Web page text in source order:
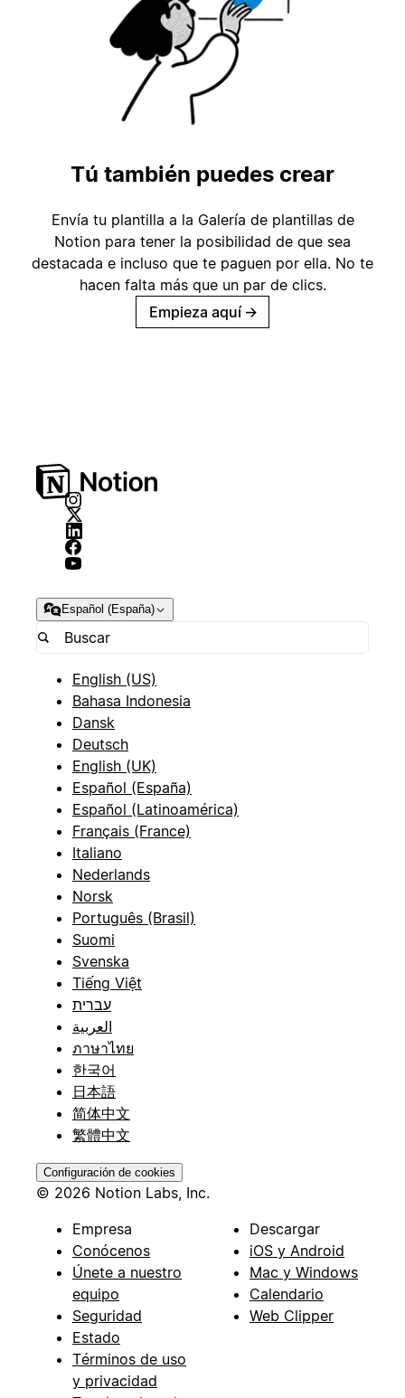
Tú también puedes crear
Envía tu plantilla a la Galería de plantillas de
Notion para tener la posibilidad de que sea
destacada e incluso que te paguen por ella. No te
hacen falta más que un par de clics.
Empieza aquí →
Español (España)
English (US)
Bahasa Indonesia
Dansk
Deutsch
English (UK)
Español (España)
Español (Latinoamérica)
Français (France)
Italiano
Nederlands
Norsk
Português (Brasil)
Suomi
Svenska
Tiếng Việt
עברית
العربية
ภาษาไทย
한국어
日本語
简体中文
繁體中文
Configuración de cookies
© 2026 Notion Labs, Inc.
Empresa
Conócenos
Únete a nuestro
equipo
Seguridad
Estado
Términos de uso
y privacidad
Descargar
iOS y Android
Mac y Windows
Calendario
Web Clipper